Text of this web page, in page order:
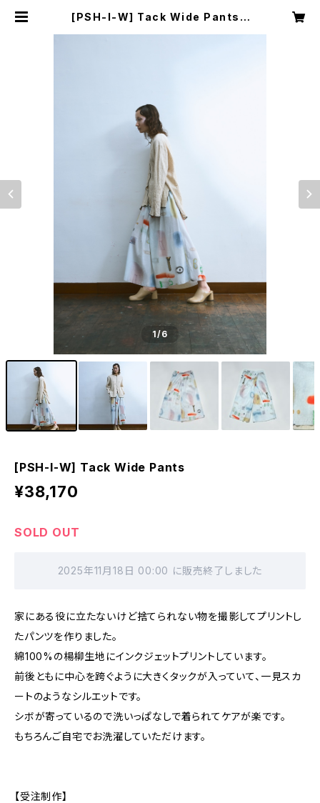
[PSH-I-W] Tack Wide Pants |
1/6
[PSH-I-W] Tack Wide Pants
¥38,170
SOLD OUT
2025年11月18日 00:00 に販売終了しました
家にある役に立たないけど捨てられない物を撮影してプリントし
たパンツを作りました。
綿100%の楊柳生地にインクジェットプリントしています。
前後ともに中心を跨ぐように大きくタックが入っていて、一見スカ
ートのようなシルエットです。
シボが寄っているので洗いっぱなしで着られてケアが楽です。
もちろんご自宅でお洗濯していただけます。
【受注制作】